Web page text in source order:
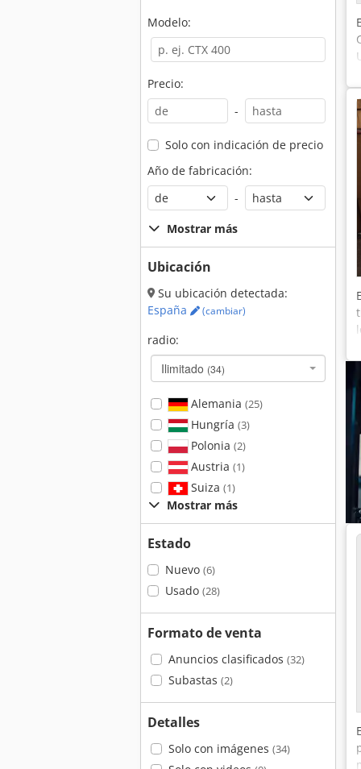
Modelo:
Precio:
-
Solo con indicación de precio
Año de fabricación:
-
Mostrar más
Ubicación
Su ubicación detectada:
España
(cambiar)
radio:
Ilimitado (34)
Alemania (25)
Hungría (3)
Polonia (2)
Austria (1)
Suiza (1)
Mostrar más
Estado
Nuevo (6)
Usado (28)
Formato de venta
Anuncios clasificados (32)
Subastas (2)
Detalles
Solo con imágenes (34)